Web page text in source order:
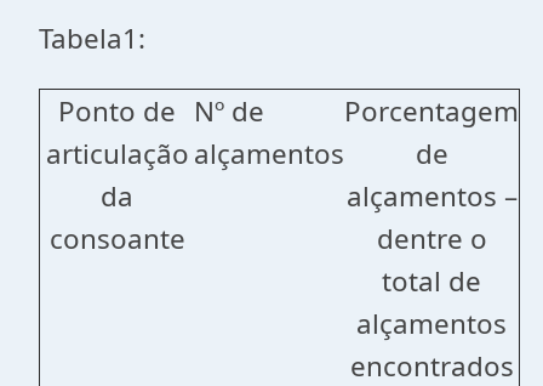
Tabela1:
Ponto de
articulação
da
consoante
Nº de
alçamentos
Porcentagem
de
alçamentos –
dentre o
total de
alçamentos
encontrados